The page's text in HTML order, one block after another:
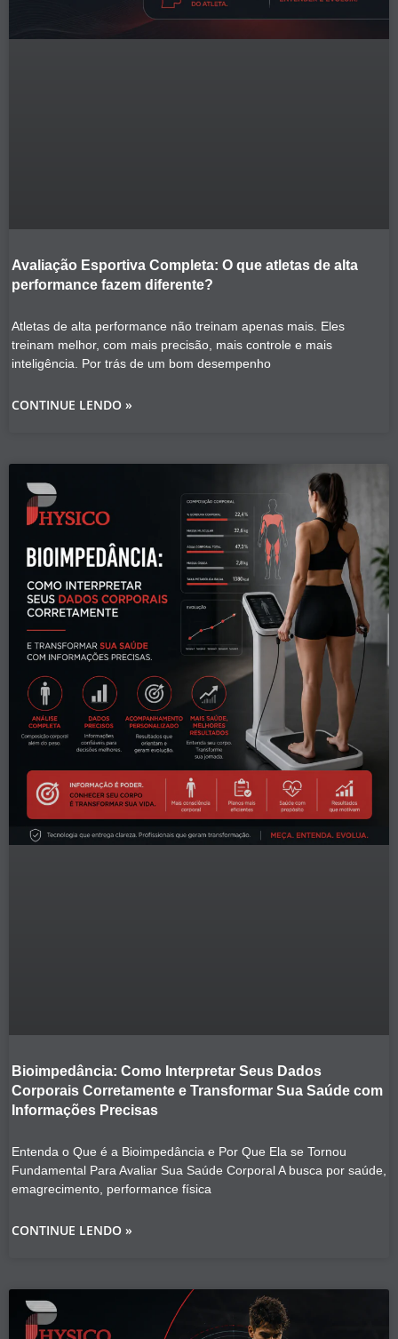
Avaliação Esportiva Completa: O que atletas de alta
performance fazem diferente?
Atletas de alta performance não treinam apenas mais. Eles
treinam melhor, com mais precisão, mais controle e mais
inteligência. Por trás de um bom desempenho
CONTINUE LENDO »
Bioimpedância: Como Interpretar Seus Dados
Corporais Corretamente e Transformar Sua Saúde com
Informações Precisas
Entenda o Que é a Bioimpedância e Por Que Ela se Tornou
Fundamental Para Avaliar Sua Saúde Corporal A busca por saúde,
emagrecimento, performance física
CONTINUE LENDO »